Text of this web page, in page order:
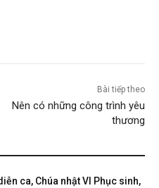
Bài tiếp theo
Nên có những công trình yêu
thương
ca, Chúa nhật VI Phục sinh,